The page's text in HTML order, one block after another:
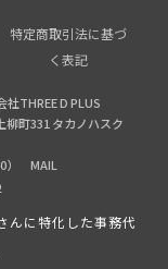
特定商取引法に基づ
く表記
THREE D PLUS
柳町331 タカノハスク
） MAIL
に特化した事務代